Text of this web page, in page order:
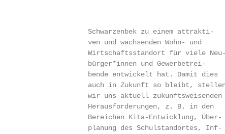
Schwarzenbek zu einem
ven und wachsenden Wohn- und
Wirtschaftsstandort für viele
bürger*innen und
bende entwickelt hat.
auch in Zukunft so bleibt, stellen
wir uns aktuell zukunftsweisenden
Herausforderungen, z. B. in den
Bereichen Kita-Entwicklung, Über-
planung des Schulstandortes, Inf-